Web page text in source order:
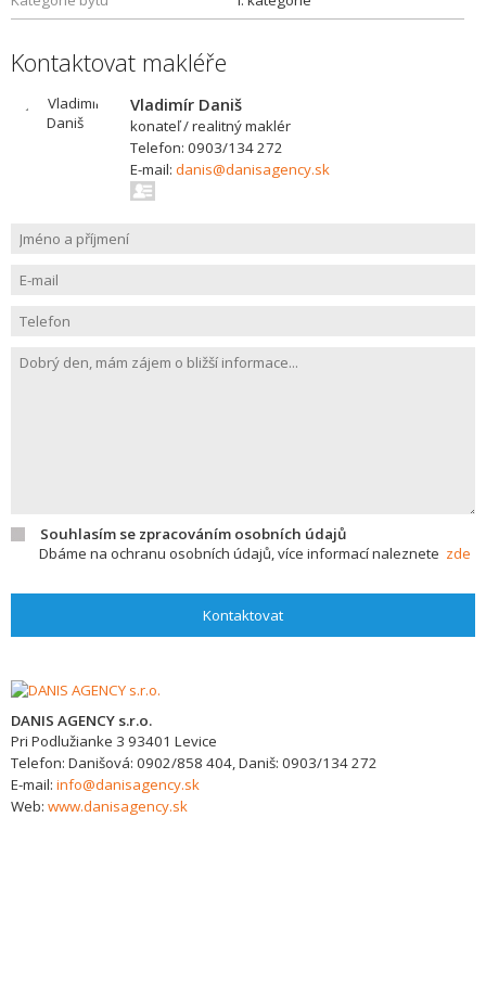
Kontaktovat makléře
Vladimír Daniš
konateľ / realitný maklér
Telefon: 0903/134 272
E-mail: danis@danisagency.sk
Souhlasím se zpracováním osobních údajů
Dbáme na ochranu osobních údajů, více informací naleznete zde
Kontaktovat
DANIS AGENCY s.r.o.
Pri Podlužianke 3 93401 Levice
Telefon: Danišová: 0902/858 404, Daniš: 0903/134 272
E-mail: info@danisagency.sk
Web: www.danisagency.sk